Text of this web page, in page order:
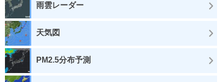
雨雲レーダー
天気図
PM2.5分布予測